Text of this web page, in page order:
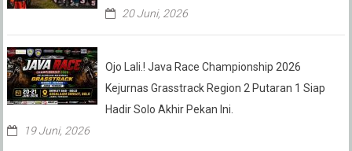
20 Juni, 2026
Ojo Lali.! Java Race Championship 2026
Kejurnas Grasstrack Region 2 Putaran 1 Siap
Hadir Solo Akhir Pekan Ini.
19 Juni, 2026